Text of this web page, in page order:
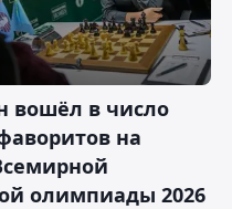
вошёл в число
на
олимпиады 2026